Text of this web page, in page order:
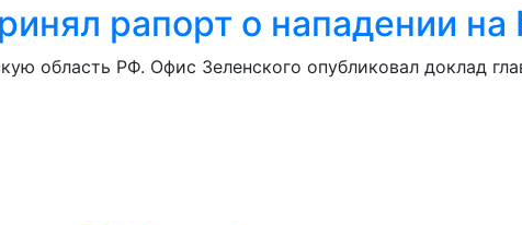
рапорт о нападении на
область РФ. Офис Зеленского опубликовал доклад